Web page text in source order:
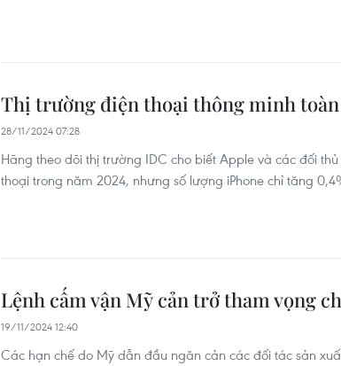
Thị trường điện thoại thông minh
28/11/2024 07:28
Hãng theo dõi thị trường IDC cho biết Apple và các đối
thoại trong năm 2024, nhưng số lượng iPhone chỉ tăng
Lệnh cấm vận Mỹ cản trở tham vọng
19/11/2024 12:40
Các hạn chế do Mỹ dẫn đầu ngăn cản các đối tác sản